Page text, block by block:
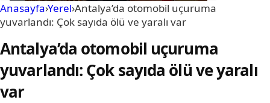
Anasayfa›Yerel›Antalya’da otomobil uçuruma
yuvarlandı: Çok sayıda ölü ve yaralı var
Antalya’da otomobil uçuruma
yuvarlandı: Çok sayıda ölü ve yaralı
var